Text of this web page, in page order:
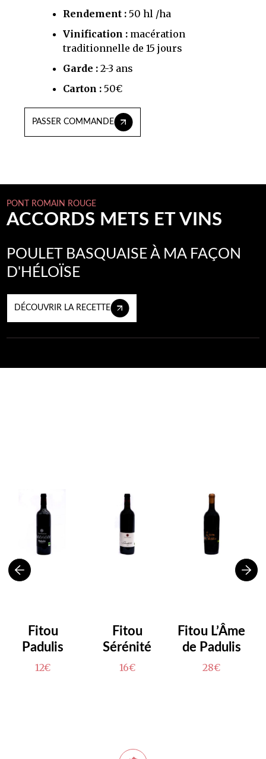
Rendement :50 hl /ha
Vinification : macération
traditionnelle de 15 jours
Garde :2-3 ans
Carton :50€
PASSER COMMANDE
PONT ROMAIN ROUGE
ACCORDS METS ET VINS
POULET BASQUAISE À MA FAÇON
D'HÉLOÏSE
DÉCOUVRIR LA RECETTE
Fitou
Padulis
12€
Fitou
Sérénité
16€
Fitou L’Âme
de Padulis
28€